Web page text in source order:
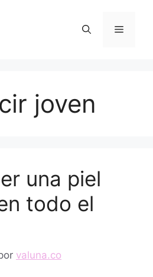
Menú
joven
una piel
todo el
valuna.co